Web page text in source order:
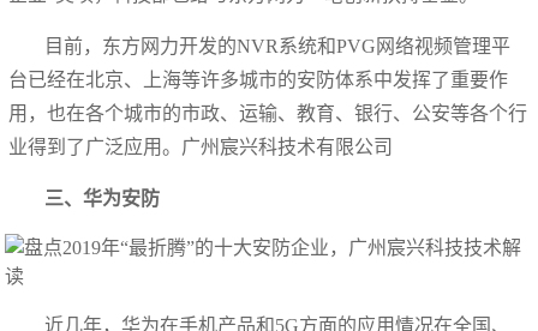
目前，东方网力开发的NVR系统和PVG网络视频管理平
台已经在北京、上海等许多城市的安防体系中发挥了重要作
用，也在各个城市的市政、运输、教育、银行、公安等各个行
业得到了广泛应用。广州宸兴科技术有限公司
三、华为安防
近几年，华为在手机产品和5G方面的应用情况在全国、